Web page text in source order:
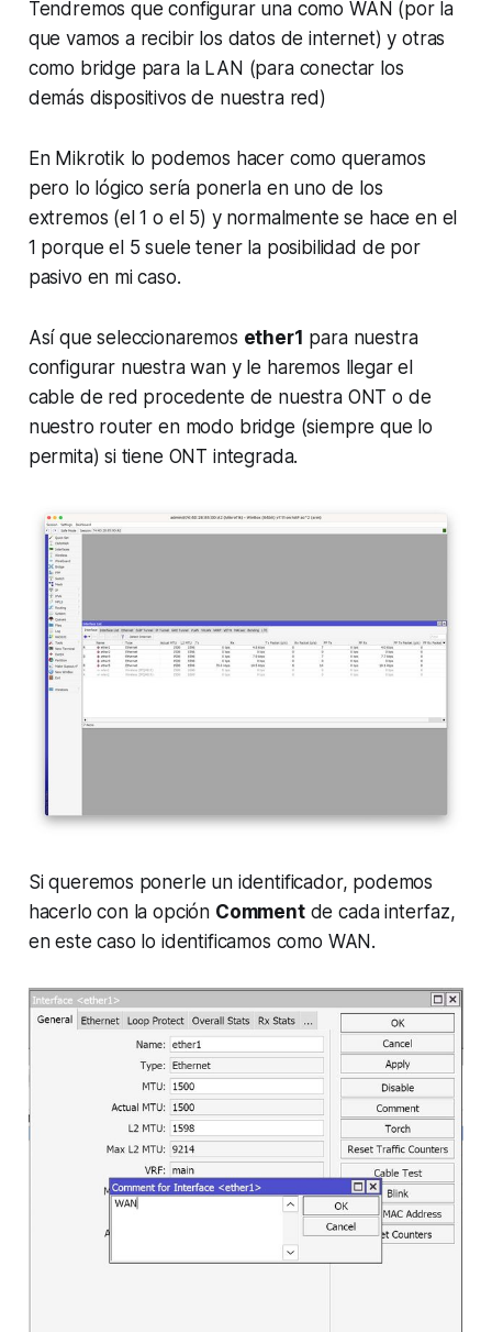
Tendremos que configurar una como WAN (por la
que vamos a recibir los datos de internet) y otras
como bridge para la LAN (para conectar los
demás dispositivos de nuestra red)
En Mikrotik lo podemos hacer como queramos
pero lo lógico sería ponerla en uno de los
extremos (el 1 o el 5) y normalmente se hace en el
1 porque el 5 suele tener la posibilidad de por
pasivo en mi caso.
Así que seleccionaremos ether1 para nuestra
configurar nuestra wan y le haremos llegar el
cable de red procedente de nuestra ONT o de
nuestro router en modo bridge (siempre que lo
permita) si tiene ONT integrada.
Si queremos ponerle un identificador, podemos
hacerlo con la opción Commentde cada interfaz,
en este caso lo identificamos como WAN.